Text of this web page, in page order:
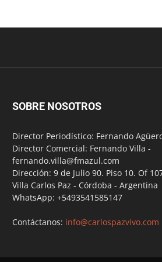
SOBRE NOSOTROS
Director Periodístico: Fernando
Director Comercial: Fernando Villa -
fernando.villa@fmazul.com
Dirección: 9 de Julio 90. Piso 10. Of
Villa Carlos Paz - Córdoba - Argentina
WhatsApp: +5493541585147
Contáctanos: info@carlospazvivo.com